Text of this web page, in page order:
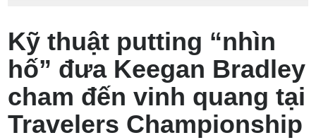
Kỹ thuật putting “nhìn
hố” đưa Keegan Bradley
cham đến vinh quang tại
Travelers Championship